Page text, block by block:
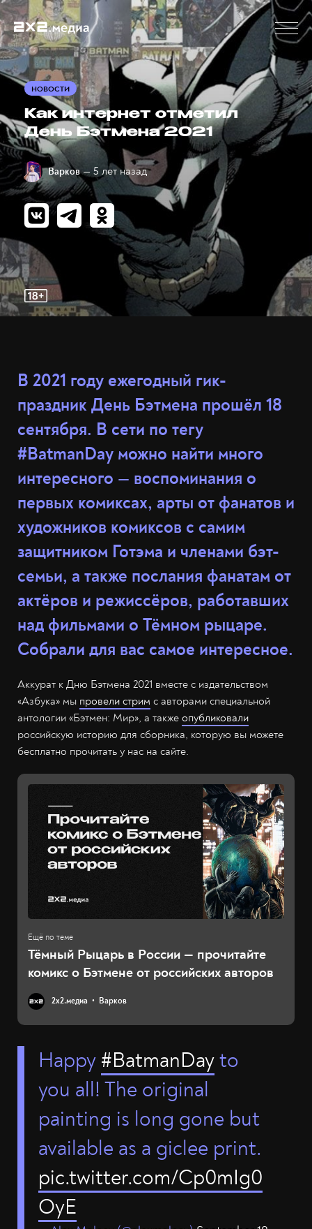
НОВОСТИ
Как интернет отметил
День Бэтмена 2021
Варков — 5 лет назад
В 2021 году ежегодный гик-
праздник День Бэтмена прошёл 18
сентября. В сети по тегу
#BatmanDay можно найти много
интересного — воспоминания о
первых комиксах, арты от фанатов и
художников комиксов с самим
защитником Готэма и членами бэт-
семьи, а также послания фанатам от
актёров и режиссёров, работавших
над фильмами о Тёмном рыцаре.
Собрали для вас самое интересное.
Аккурат к Дню Бэтмена 2021 вместе с издательством
«Азбука» мы провели стрим с авторами специальной
антологии «Бэтмен: Мир», а также опубликовали
российскую историю для сборника, которую вы можете
бесплатно прочитать у нас на сайте.
Тёмный Рыцарь в России — прочитайте
комикс о Бэтмене от российских авторов
2х2.медиа Варков
Happy #BatmanDayto
you all! The original
painting is long gone but
available as a giclee print.
pic.twitter.com/Cp0mIg0
OyE